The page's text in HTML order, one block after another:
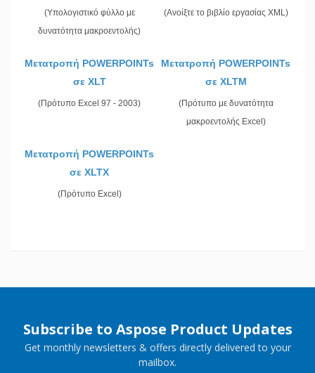
(Υπολογιστικό φύλλο με
δυνατότητα μακροεντολής)
(Ανοίξτε το βιβλίο εργασίας XML)
Μετατροπή POWERPOINTs
σε XLT
(Πρότυπο Excel 97 - 2003)
Μετατροπή POWERPOINTs
σε XLTM
(Πρότυπο με δυνατότητα
μακροεντολής Excel)
Μετατροπή POWERPOINTs
σε XLTX
(Πρότυπο Excel)
Subscribe to Aspose Product Updates
Get monthly newsletters & offers directly delivered to your
mailbox.